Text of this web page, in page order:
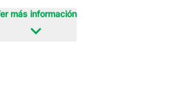
más información